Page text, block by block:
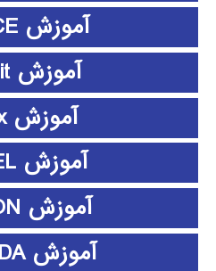
آموزش HSPICE
آموزش L-Edit
آموزش Latex
آموزش LISREL
آموزش LUMION
آموزش MAXQDA